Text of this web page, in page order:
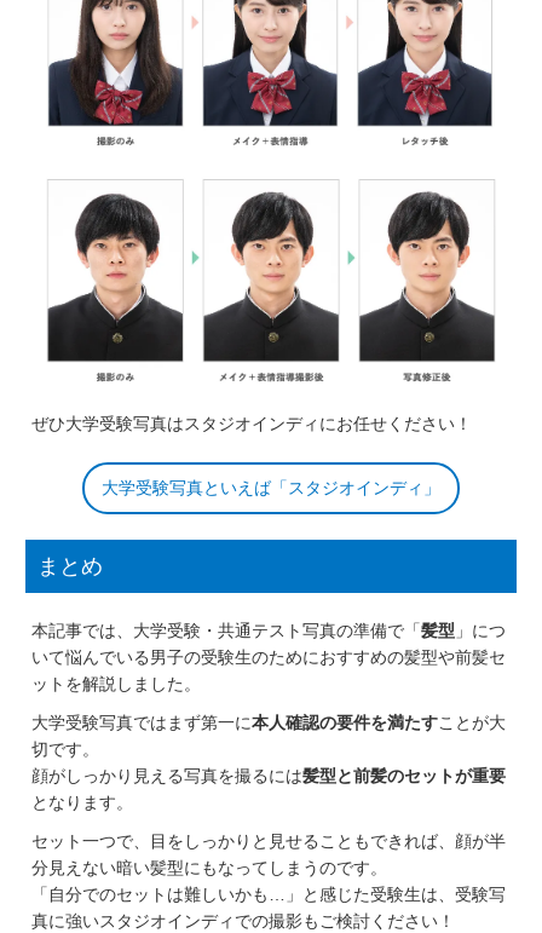
ぜひ大学受験写真はスタジオインディにお任せください！
大学受験写真といえば「スタジオインディ」
まとめ
本記事では、大学受験・共通テスト写真の準備で「髪型 」につ
いて悩んでいる男子の受験生のためにおすすめの髪型や前髪セ
ットを解説しました。
大学受験写真ではまず第一に本人確認の要件を満たすことが大
切です。
顔がしっかり見える写真を撮るには髪型と前髪のセットが重要
となります。
セット一つで、目をしっかりと見せることもできれば、顔が半
分見えない暗い髪型にもなってしまうのです。
「自分でのセットは難しいかも…」と感じた受験生は、受験写
真に強いスタジオインディでの撮影もご検討ください！